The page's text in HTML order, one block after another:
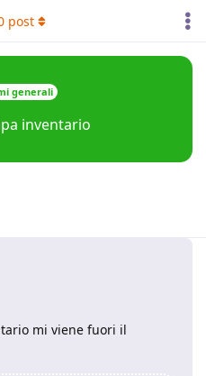
generali
inventario
post
mi viene fuori il